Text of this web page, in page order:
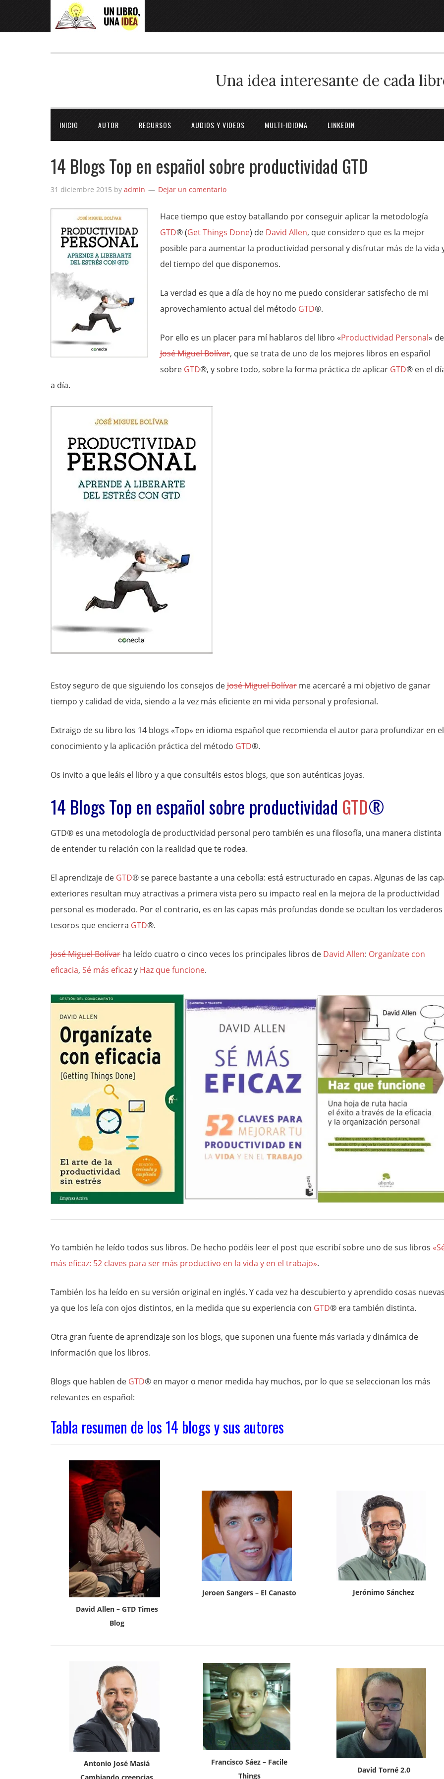
Una idea interesante de cada
INICIO AUTOR RECURSOS AUDIOS Y VIDEOS MULTI-IDIOMA LINKEDIN
14 Blogs Top en español sobre productividad GTD
31 diciembre 2015 by admin Dejar un comentario
Hace tiempo que estoy batallando por conseguir aplicar la metodología
GTD® (Get Things Done) de David Allen, que considero que es la mejor
posible para aumentar la productividad personal y disfrutar más de la vida
del tiempo del que disponemos.
La verdad es que a día de hoy no me puedo considerar satisfecho de mi
aprovechamiento actual del método GTD®.
Por ello es un placer para mí hablaros del libro «Productividad Personal» de
José Miguel Bolívar, que se trata de uno de los mejores libros en español
sobre GTD®, y sobre todo, sobre la forma práctica de aplicar GTD® en el
a día.
Estoy seguro de que siguiendo los consejos deJosé Miguel Bolívar me acercaré a mi objetivo de ganar
tiempo y calidad de vida, siendo a la vez más eficiente en mi vida personal y profesional.
Extraigo de su libro los 14 blogs «Top» en idioma español que recomienda el autor para profundizar en el
conocimiento y la aplicación práctica del método GTD®.
Os invito a que leáis el libro y a que consultéis estos blogs, que son auténticas joyas.
14 Blogs Top en español sobre productividad GTD®
GTD® es una metodología de productividad personal pero también es una filosofía, una manera distinta
de entender tu relación con la realidad que te rodea.
El aprendizaje de GTD® se parece bastante a una cebolla: está estructurado en capas. Algunas de las
exteriores resultan muy atractivas a primera vista pero su impacto real en la mejora de la productividad
personal es moderado. Por el contrario, es en las capas más profundas donde se ocultan los verdaderos
tesoros que encierra GTD®.
José Miguel Bolívar ha leído cuatro o cinco veces los principales libros de David Allen: Organízate con
eficacia, Sé más eficazy Haz que funcione.
Yo también he leído todos sus libros. De hecho podéis leer el post que escribí sobre uno de sus libros
más eficaz: 52 claves para ser más productivo en la vida y en el trabajo».
También los ha leído en su versión original en inglés. Y cada vez ha descubierto y aprendido cosas
ya que los leía con ojos distintos, en la medida que su experiencia con GTD® era también distinta.
Otra gran fuente de aprendizaje son los blogs, que suponen una fuente más variada y dinámica de
información que los libros.
Blogs que hablen de GTD® en mayor o menor medida hay muchos, por lo que se seleccionan los más
relevantes en español:
Tabla resumen de los 14 blogs y sus autores
David Allen – GTD Times
Blog
Jeroen Sangers – El Canasto Jerónimo Sánchez
Antonio José Masiá
Francisco Sáez – Facile
Things
David Torné 2.0